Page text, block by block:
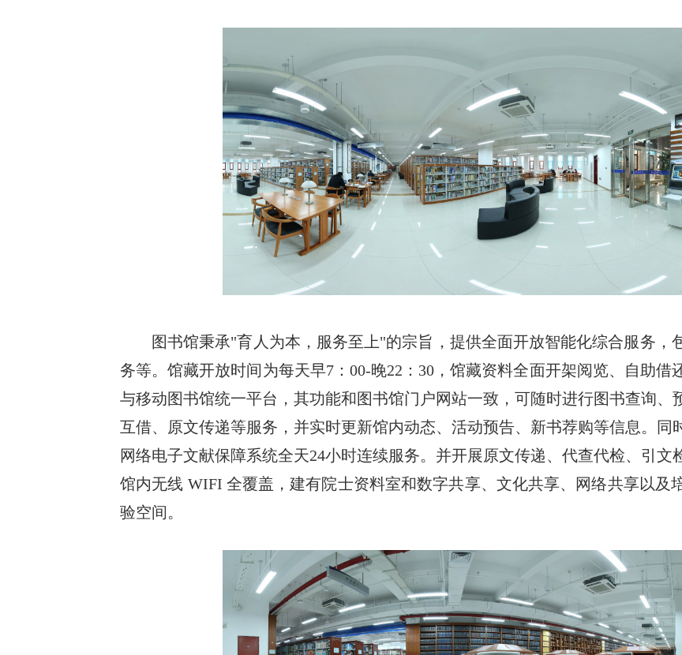
图书馆秉承"育人为本，服务至上"的宗旨，提供全面开放智能化综合服务，
务等。馆藏开放时间为每天早7：00-晚22：30，馆藏资料全面开架阅览、自助
与移动图书馆统一平台，其功能和图书馆门户网站一致，可随时进行图书查询、
互借、原文传递等服务，并实时更新馆内动态、活动预告、新书荐购等信息。同
网络电子文献保障系统全天24小时连续服务。并开展原文传递、代查代检、引文
馆内无线 WIFI 全覆盖，建有院士资料室和数字共享、文化共享、网络共享以及
验空间。